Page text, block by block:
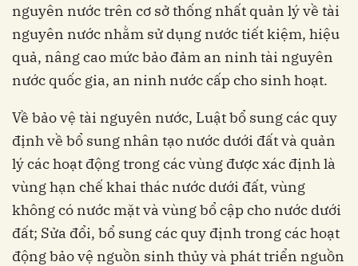
nguyên nước trên cơ sở thống nhất quản lý về tài
nguyên nước nhằm sử dụng nước tiết kiệm, hiệu
quả, nâng cao mức bảo đảm an ninh tài nguyên
nước quốc gia, an ninh nước cấp cho sinh hoạt.
Về bảo vệ tài nguyên nước, Luật bổ sung các quy
định về bổ sung nhân tạo nước dưới đất và quản
lý các hoạt động trong các vùng được xác định là
vùng hạn chế khai thác nước dưới đất, vùng
không có nước mặt và vùng bổ cập cho nước dưới
đất; Sửa đổi, bổ sung các quy định trong các hoạt
động bảo vệ nguồn sinh thủy và phát triển nguồn